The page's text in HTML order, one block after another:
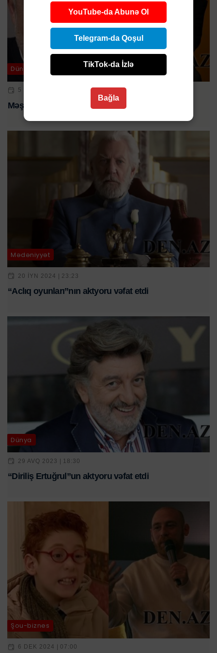
Dünya
5 SEN 2023 | 13:33
Məşhur aktyor vəfat etdi
Mədəniyyət
20 IYN 2024 | 23:23
“Aclıq oyunları”nın aktyoru vəfat etdi
Dünya
29 AVQ 2023 | 18:30
“Diriliş Ertuğrul”un aktyoru vəfat etdi
Şou-biznes
6 DEK 2024 | 07:00
YouTube-da Abunə Ol
Telegram-da Qoşul
TikTok-da İzlə
Bağla